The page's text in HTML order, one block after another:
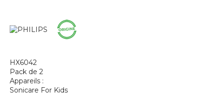
HX6042
Pack de 2
Appareils :
Sonicare For Kids